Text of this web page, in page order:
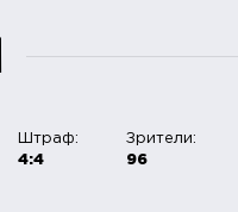
Штраф:
4:4
Зрители:
96